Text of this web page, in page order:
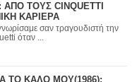
ΤΟΥΣ CINQUETTI
ΚΑΡΙΕΡΑ
όταν ...
ΤΟ ΚΑΛΟ ΜΟΥ(1986):